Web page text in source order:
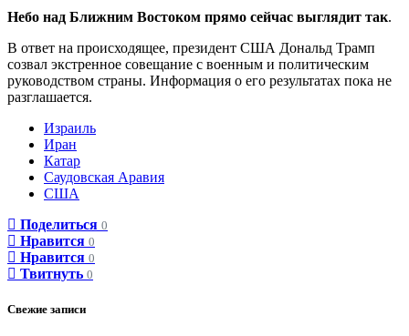
Небо над Ближним Востоком прямо сейчас выглядит так.
В ответ на происходящее, президент США Дональд Трамп
созвал экстренное совещание с военным и политическим
руководством страны. Информация о его результатах пока не
разглашается.
Израиль
Иран
Катар
Саудовская Аравия
США
Поделиться 0
Нравится 0
Нравится 0
Твитнуть 0
Свежие записи